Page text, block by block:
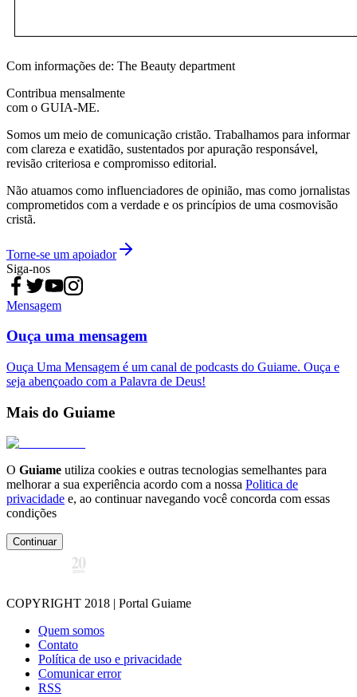
Com informações de: The Beauty department
Contribua mensalmente
com o GUIA-ME.
Somos um meio de comunicação cristão. Trabalhamos para informar
com clareza e exatidão, sustentados por apuração responsável,
revisão criteriosa e compromisso editorial.
Não atuamos como influenciadores de opinião, mas como jornalistas
comprometidos com a verdade e os princípios de uma cosmovisão
cristã.
Torne-se um apoiador
Siga-nos
Mensagem
Ouça uma mensagem
Ouça Uma Mensagem é um canal de podcasts do Guiame. Ouça e
seja abençoado com a Palavra de Deus!
Mais do Guiame
O Guiame utiliza cookies e outras tecnologias semelhantes para
melhorar a sua experiência acordo com a nossa Politica de
privacidade e, ao continuar navegando você concorda com essas
condições
Continuar
COPYRIGHT 2018 | Portal Guiame
Quem somos
Contato
Política de uso e privacidade
Comunicar error
RSS